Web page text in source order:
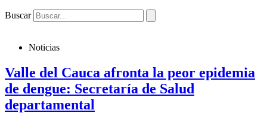
Buscar
Noticias
Valle del Cauca afronta la peor epidemia
de dengue: Secretaría de Salud
departamental